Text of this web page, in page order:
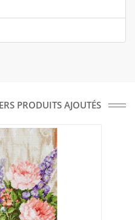
PRODUITS AJOUTÉS